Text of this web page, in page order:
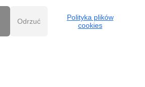
Odrzuć
Polityka plików
cookies